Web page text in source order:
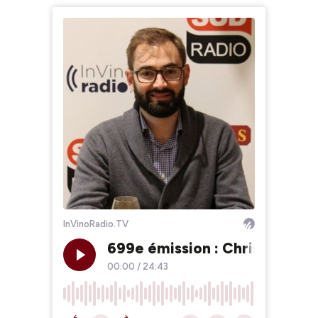
InVinoRadio.TV
699e émission : Christophe
00:00 / 24:43